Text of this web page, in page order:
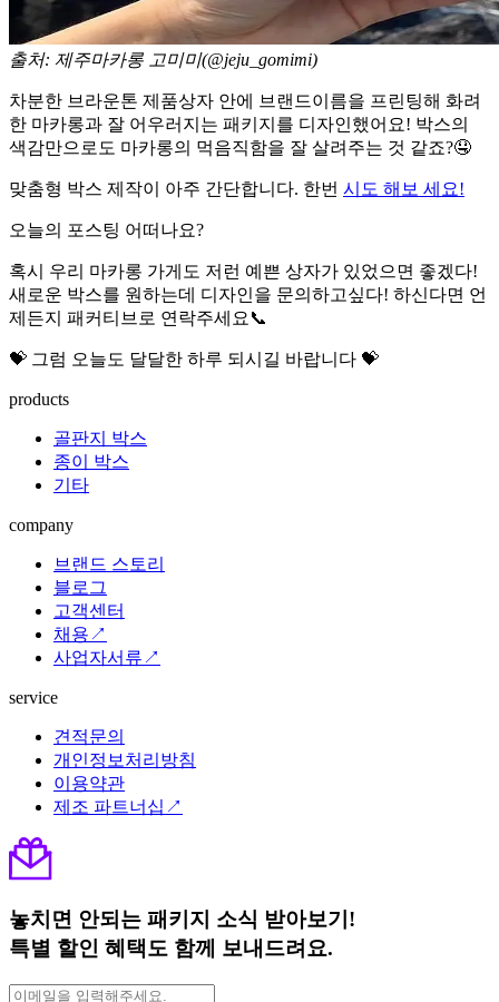
출처: 제주마카롱 고미미(@jeju_gomimi)
차분한 브라운톤 제품상자 안에 브랜드이름을 프린팅해 화려
한 마카롱과 잘 어우러지는 패키지를 디자인했어요! 박스의
색감만으로도 마카롱의 먹음직함을 잘 살려주는 것 같죠?🤤
맞춤형 박스 제작이 아주 간단합니다. 한번 시도 해보 세요!
오늘의 포스팅 어떠나요?
혹시 우리 마카롱 가게도 저런 예쁜 상자가 있었으면 좋겠다!
새로운 박스를 원하는데 디자인을 문의하고싶다! 하신다면 언
제든지 패커티브로 연락주세요📞
💝 그럼 오늘도 달달한 하루 되시길 바랍니다 💝
products
골판지 박스
종이 박스
기타
company
브랜드 스토리
블로그
고객센터
채용↗
사업자서류↗
service
견적문의
개인정보처리방침
이용약관
제조 파트너십↗
놓치면 안되는 패키지 소식 받아보기!
특별 할인 혜택도 함께 보내드려요.